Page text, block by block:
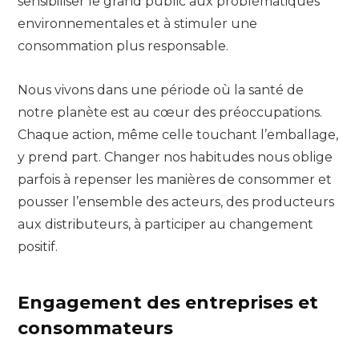
environnementales et à stimuler une
consommation plus responsable.
Nous vivons dans une période où la santé de
notre planète est au cœur des préoccupations.
Chaque action, même celle touchant l’emballage,
y prend part. Changer nos habitudes nous oblige
parfois à repenser les manières de consommer et
pousser l’ensemble des acteurs, des producteurs
aux distributeurs, à participer au changement
positif.
Engagement des entreprises et
consommateurs